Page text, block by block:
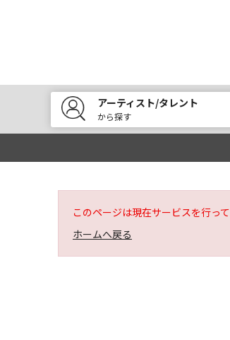
アーティスト/タレント
から探す
このページは現在サービスを行っ
ホームへ戻る